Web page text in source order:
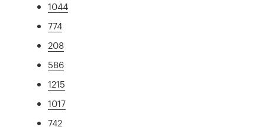
1044
774
208
586
1215
1017
742